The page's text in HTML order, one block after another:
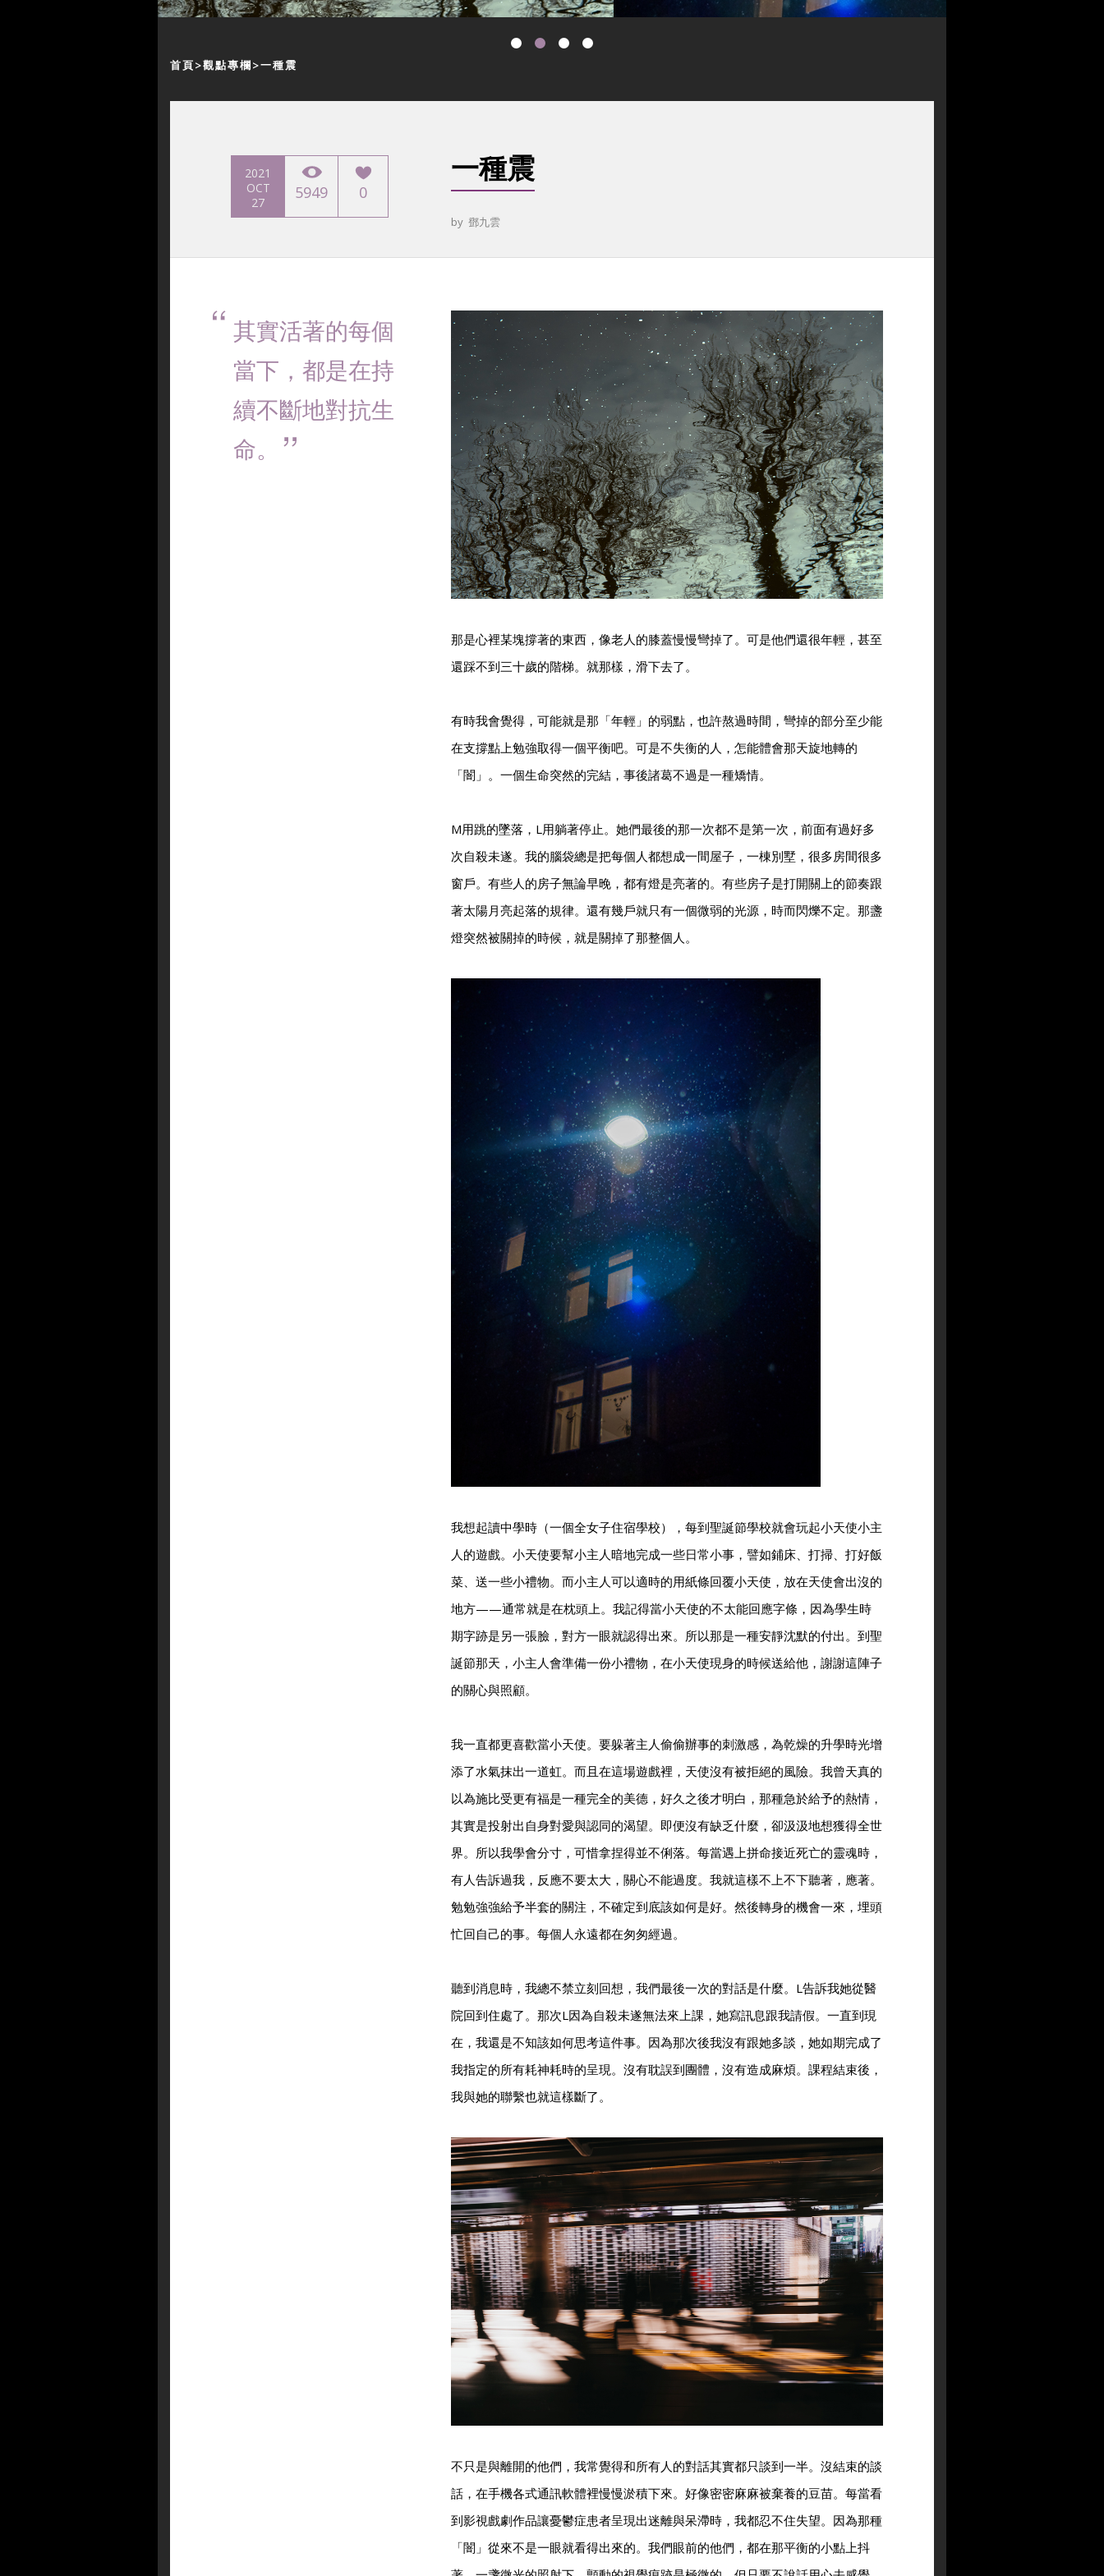
首頁 觀點專欄 一種震
2021
OCT
27
5949 0
一種震
by 鄧九雲
其實活著的每個
當下，都是在持
續不斷地對抗生
命。
那是心裡某塊撐著的東西，像老人的膝蓋慢慢彎掉了。可是他們還很年輕，甚至
還踩不到三十歲的階梯。就那樣，滑下去了。
有時我會覺得，可能就是那「年輕」的弱點，也許熬過時間，彎掉的部分至少能
在支撐點上勉強取得一個平衡吧。可是不失衡的人，怎能體會那天旋地轉的
「闇」。一個生命突然的完結，事後諸葛不過是一種矯情。
M用跳的墜落，L用躺著停止。她們最後的那一次都不是第一次，前面有過好多
次自殺未遂。我的腦袋總是把每個人都想成一間屋子，一棟別墅，很多房間很多
窗戶。有些人的房子無論早晚，都有燈是亮著的。有些房子是打開關上的節奏跟
著太陽月亮起落的規律。還有幾戶就只有一個微弱的光源，時而閃爍不定。那盞
燈突然被關掉的時候，就是關掉了那整個人。
我想起讀中學時（一個全女子住宿學校），每到聖誕節學校就會玩起小天使小主
人的遊戲。小天使要幫小主人暗地完成一些日常小事，譬如鋪床、打掃、打好飯
菜、送一些小禮物。而小主人可以適時的用紙條回覆小天使，放在天使會出沒的
地方——通常就是在枕頭上。我記得當小天使的不太能回應字條，因為學生時
期字跡是另一張臉，對方一眼就認得出來。所以那是一種安靜沈默的付出。到聖
誕節那天，小主人會準備一份小禮物，在小天使現身的時候送給他，謝謝這陣子
的關心與照顧。
我一直都更喜歡當小天使。要躲著主人偷偷辦事的刺激感，為乾燥的升學時光增
添了水氣抹出一道虹。而且在這場遊戲裡，天使沒有被拒絕的風險。我曾天真的
以為施比受更有福是一種完全的美德，好久之後才明白，那種急於給予的熱情，
其實是投射出自身對愛與認同的渴望。即便沒有缺乏什麼，卻汲汲地想獲得全世
界。所以我學會分寸，可惜拿捏得並不俐落。每當遇上拼命接近死亡的靈魂時，
有人告訴過我，反應不要太大，關心不能過度。我就這樣不上不下聽著，應著。
勉勉強強給予半套的關注，不確定到底該如何是好。然後轉身的機會一來，埋頭
忙回自己的事。每個人永遠都在匆匆經過。
聽到消息時，我總不禁立刻回想，我們最後一次的對話是什麼。L告訴我她從醫
院回到住處了。那次L因為自殺未遂無法來上課，她寫訊息跟我請假。一直到現
在，我還是不知該如何思考這件事。因為那次後我沒有跟她多談，她如期完成了
我指定的所有耗神耗時的呈現。沒有耽誤到團體，沒有造成麻煩。課程結束後，
我與她的聯繫也就這樣斷了。
不只是與離開的他們，我常覺得和所有人的對話其實都只談到一半。沒結束的談
話，在手機各式通訊軟體裡慢慢淤積下來。好像密密麻麻被棄養的豆苗。每當看
到影視戲劇作品讓憂鬱症患者呈現出迷離與呆滯時，我都忍不住失望。因為那種
「闇」從來不是一眼就看得出來的。我們眼前的他們，都在那平衡的小點上抖